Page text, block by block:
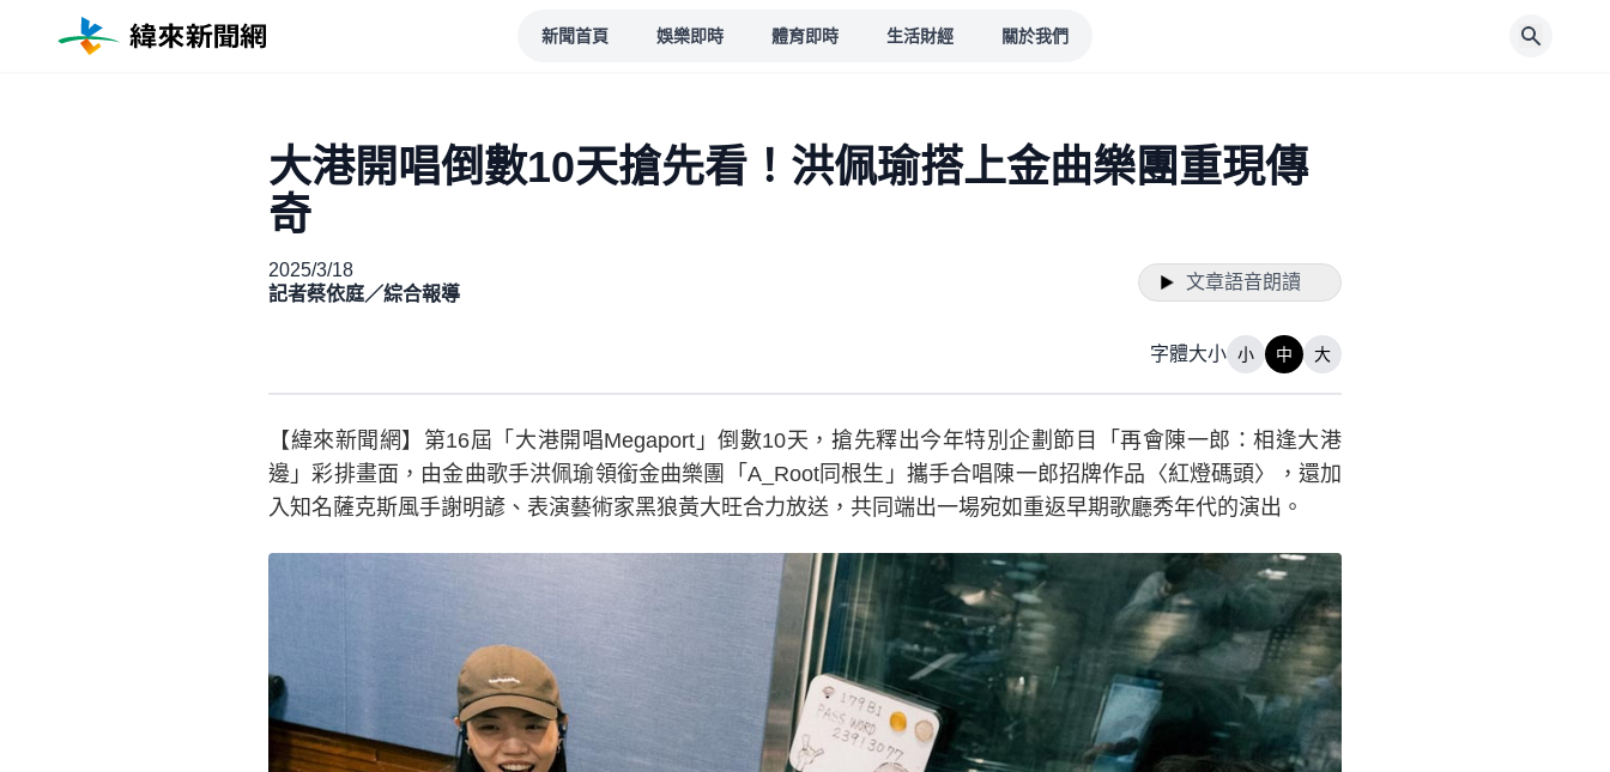
新聞首頁 娛樂即時 體育即時 生活財經 關於我們
大港開唱倒數10天搶先看！洪佩瑜搭上金曲樂團重現傳
奇
2025/3/18
記者蔡依庭／綜合報導
文章語音朗讀
字體大小 小 中 大
【緯來新聞網】第16屆「大港開唱Megaport」倒數10天，搶先釋出今年特別企劃節目「再會陳一郎：相逢大港
邊」彩排畫面，由金曲歌手洪佩瑜領銜金曲樂團「A_Root同根生」攜手合唱陳一郎招牌作品〈紅燈碼頭〉，還加
入知名薩克斯風手謝明諺、表演藝術家黑狼黃大旺合力放送，共同端出一場宛如重返早期歌廳秀年代的演出。